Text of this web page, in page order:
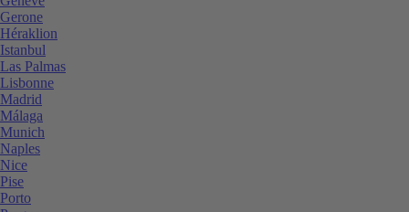
Gerone
Héraklion
Istanbul
Las Palmas
Lisbonne
Madrid
Málaga
Munich
Naples
Nice
Pise
Porto